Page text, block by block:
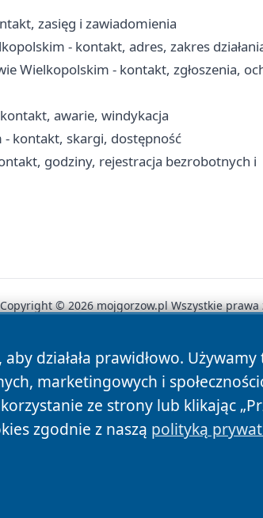
zasięg i zawiadomienia
- kontakt, adres, zakres
Wielkopolskim - kontakt, zgłoszenia,
awarie, windykacja
- kontakt, skargi, dostępność
godziny, rejestracja bezrobotnych i
działała prawidłowo.
marketingowych i
ze strony lub klikając
zgodnie z naszą polityką
Copyright © 2026 mojgorzow.pl Wszystkie prawa
Autorzy Polityka Prywatności